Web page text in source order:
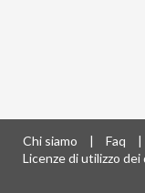
Chi siamo | Faq |
Licenze di utilizzo dei